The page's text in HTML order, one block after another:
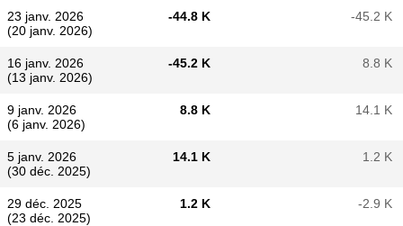
23 janv. 2026
(20 janv. 2026)
-44.8 K -45.2 K
16 janv. 2026
(13 janv. 2026)
-45.2 K 8.8 K
9 janv. 2026
(6 janv. 2026)
8.8 K 14.1 K
5 janv. 2026
(30 déc. 2025)
14.1 K 1.2 K
29 déc. 2025
(23 déc. 2025)
1.2 K -2.9 K